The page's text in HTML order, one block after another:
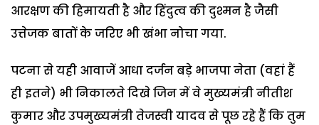
आरक्षण की हिमायती है और हिंदुत्व की दुश्मन है जैसी
उत्तेजक बातों के जरिए भी खंभा नोचा गया.
पटना से यही आवाजें आधा दर्जन बड़े भाजपा नेता (वहां हैं
ही इतने) भी निकालते दिखे जिन में वे मुख्यमंत्री नीतीश
कुमार और उपमुख्यमंत्री तेजस्वी यादव से पूछ रहे हैं कि तुम